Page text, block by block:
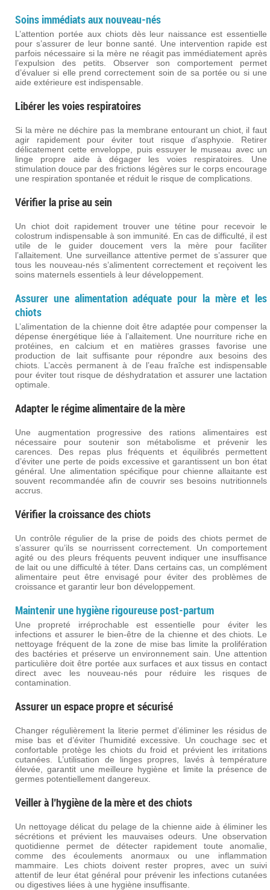
Soins immédiats aux nouveau-nés
L’attention portée aux chiots dès leur naissance est essentielle
pour s’assurer de leur bonne santé. Une intervention rapide est
parfois nécessaire si la mère ne réagit pas immédiatement après
l’expulsion des petits. Observer son comportement permet
d’évaluer si elle prend correctement soin de sa portée ou si une
aide extérieure est indispensable.
Libérer les voies respiratoires
Si la mère ne déchire pas la membrane entourant un chiot, il faut
agir rapidement pour éviter tout risque d’asphyxie. Retirer
délicatement cette enveloppe, puis essuyer le museau avec un
linge propre aide à dégager les voies respiratoires. Une
stimulation douce par des frictions légères sur le corps encourage
une respiration spontanée et réduit le risque de complications.
Vérifier la prise au sein
Un chiot doit rapidement trouver une tétine pour recevoir le
colostrum indispensable à son immunité. En cas de difficulté, il est
utile de le guider doucement vers la mère pour faciliter
l’allaitement. Une surveillance attentive permet de s’assurer que
tous les nouveau-nés s’alimentent correctement et reçoivent les
soins maternels essentiels à leur développement.
Assurer une alimentation adéquate pour la mère et les
chiots
L’alimentation de la chienne doit être adaptée pour compenser la
dépense énergétique liée à l’allaitement. Une nourriture riche en
protéines, en calcium et en matières grasses favorise une
production de lait suffisante pour répondre aux besoins des
chiots. L’accès permanent à de l’eau fraîche est indispensable
pour éviter tout risque de déshydratation et assurer une lactation
optimale.
Adapter le régime alimentaire de la mère
Une augmentation progressive des rations alimentaires est
nécessaire pour soutenir son métabolisme et prévenir les
carences. Des repas plus fréquents et équilibrés permettent
d’éviter une perte de poids excessive et garantissent un bon état
général. Une alimentation spécifique pour chienne allaitante est
souvent recommandée afin de couvrir ses besoins nutritionnels
accrus.
Vérifier la croissance des chiots
Un contrôle régulier de la prise de poids des chiots permet de
s’assurer qu’ils se nourrissent correctement. Un comportement
agité ou des pleurs fréquents peuvent indiquer une insuffisance
de lait ou une difficulté à téter. Dans certains cas, un complément
alimentaire peut être envisagé pour éviter des problèmes de
croissance et garantir leur bon développement.
Maintenir une hygiène rigoureuse post-partum
Une propreté irréprochable est essentielle pour éviter les
infections et assurer le bien-être de la chienne et des chiots. Le
nettoyage fréquent de la zone de mise bas limite la prolifération
des bactéries et préserve un environnement sain. Une attention
particulière doit être portée aux surfaces et aux tissus en contact
direct avec les nouveau-nés pour réduire les risques de
contamination.
Assurer un espace propre et sécurisé
Changer régulièrement la literie permet d’éliminer les résidus de
mise bas et d’éviter l’humidité excessive. Un couchage sec et
confortable protège les chiots du froid et prévient les irritations
cutanées. L’utilisation de linges propres, lavés à température
élevée, garantit une meilleure hygiène et limite la présence de
germes potentiellement dangereux.
Veiller à l’hygiène de la mère et des chiots
Un nettoyage délicat du pelage de la chienne aide à éliminer les
sécrétions et prévient les mauvaises odeurs. Une observation
quotidienne permet de détecter rapidement toute anomalie,
comme des écoulements anormaux ou une inflammation
mammaire. Les chiots doivent rester propres, avec un suivi
attentif de leur état général pour prévenir les infections cutanées
ou digestives liées à une hygiène insuffisante.